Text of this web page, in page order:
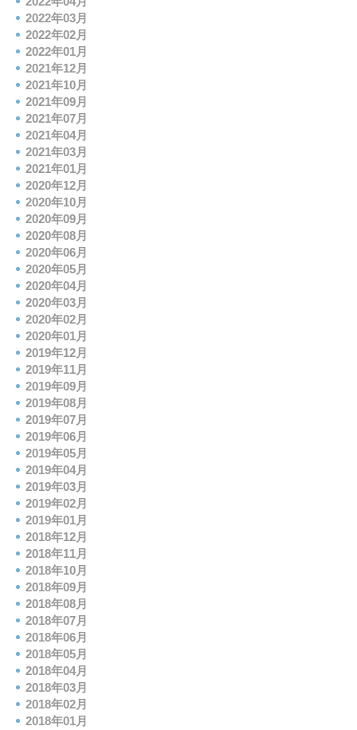
2022年03月
2022年02月
2022年01月
2021年12月
2021年10月
2021年09月
2021年07月
2021年04月
2021年03月
2021年01月
2020年12月
2020年10月
2020年09月
2020年08月
2020年06月
2020年05月
2020年04月
2020年03月
2020年02月
2020年01月
2019年12月
2019年11月
2019年09月
2019年08月
2019年07月
2019年06月
2019年05月
2019年04月
2019年03月
2019年02月
2019年01月
2018年12月
2018年11月
2018年10月
2018年09月
2018年08月
2018年07月
2018年06月
2018年05月
2018年04月
2018年03月
2018年02月
2018年01月